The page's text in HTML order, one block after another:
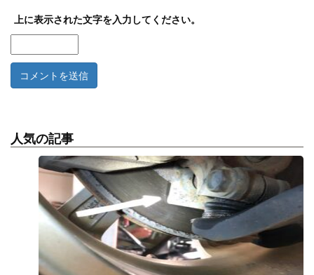
上に表示された文字を入力してください。
人気の記事